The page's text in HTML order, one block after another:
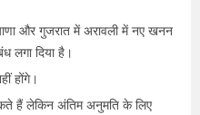
और गुजरात में अरावली में नए खनन
लगा दिया है।
होंगे।
हैं लेकिन अंतिम अनुमति के लिए